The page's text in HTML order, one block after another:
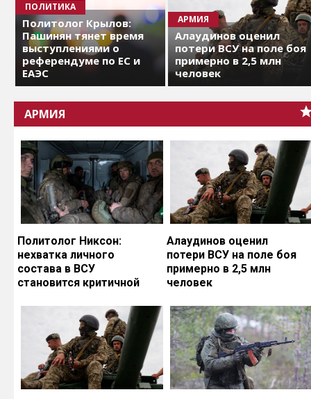
ПОЛИТИКА
Политолог Крылов:
Пашинян тянет время
выступлениями о
референдуме по ЕС и
ЕАЭС
АРМИЯ
Алаудинов оценил
потери ВСУ на поле боя
примерно в 2,5 млн
человек
АРМИЯ
Политолог Никсон:
нехватка личного
состава в ВСУ
становится критичной
Алаудинов оценил
потери ВСУ на поле боя
примерно в 2,5 млн
человек